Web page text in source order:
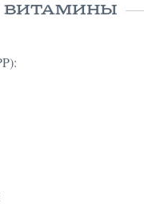
ВИТАМИНЫ